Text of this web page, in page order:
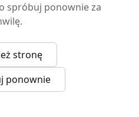
spróbuj ponownie za
stronę
ponownie